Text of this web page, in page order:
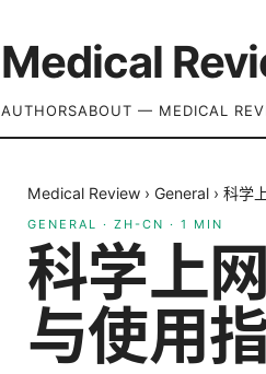
Medical
AUTHORSABOUT — MEDICAL
Medical Review › General › 科学
GENERAL · ZH-CN · 1 MIN
科学上
与使用